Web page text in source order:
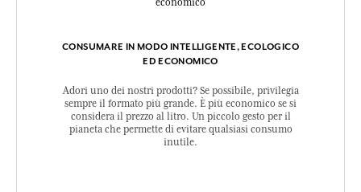
CONSUMARE IN MODO INTELLIGENTE, ECOLOGICO
ED ECONOMICO
Adori uno dei nostri prodotti? Se possibile, privilegia
sempre il formato più grande. È più economico se si
considera il prezzo al litro. Un piccolo gesto per il
pianeta che permette di evitare qualsiasi consumo
inutile.